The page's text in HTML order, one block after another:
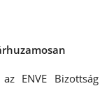
ENVE Bizottság